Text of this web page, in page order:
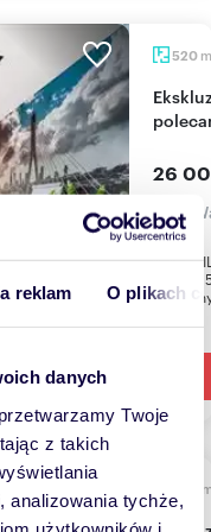
reklam O plikach
danych
przetwarzamy Twoje
z takich
tychże,
520 m
Ekskluzywny dom 520 m² w Wilanowie, 8 pokoi -
26
dom